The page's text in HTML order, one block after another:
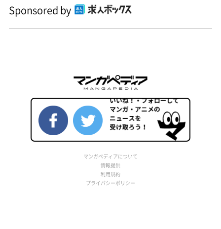
Sponsored by
マンガペディアについて
情報提供
利用規約
プライバシーポリシー